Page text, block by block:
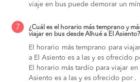
viaje en bus puede demorar un
7
¿Cuál es el horario más temprano y
viajar en bus desde Alhué a El Asiento?
El horario más temprano para
a El Asiento es a las y es ofrecido
El horario más tardío para viajar en
Asiento es a las y es ofrecido por .